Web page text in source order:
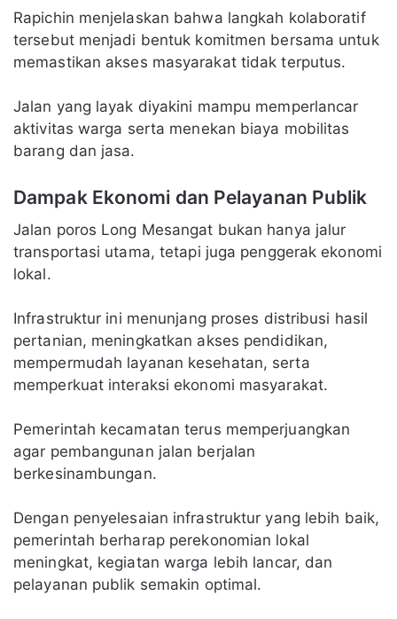
Rapichin menjelaskan bahwa langkah kolaboratif
tersebut menjadi bentuk komitmen bersama untuk
memastikan akses masyarakat tidak terputus.
Jalan yang layak diyakini mampu memperlancar
aktivitas warga serta menekan biaya mobilitas
barang dan jasa.
Dampak Ekonomi dan Pelayanan Publik
Jalan poros Long Mesangat bukan hanya jalur
transportasi utama, tetapi juga penggerak ekonomi
lokal.
Infrastruktur ini menunjang proses distribusi hasil
pertanian, meningkatkan akses pendidikan,
mempermudah layanan kesehatan, serta
memperkuat interaksi ekonomi masyarakat.
Pemerintah kecamatan terus memperjuangkan
agar pembangunan jalan berjalan
berkesinambungan.
Dengan penyelesaian infrastruktur yang lebih baik,
pemerintah berharap perekonomian lokal
meningkat, kegiatan warga lebih lancar, dan
pelayanan publik semakin optimal.